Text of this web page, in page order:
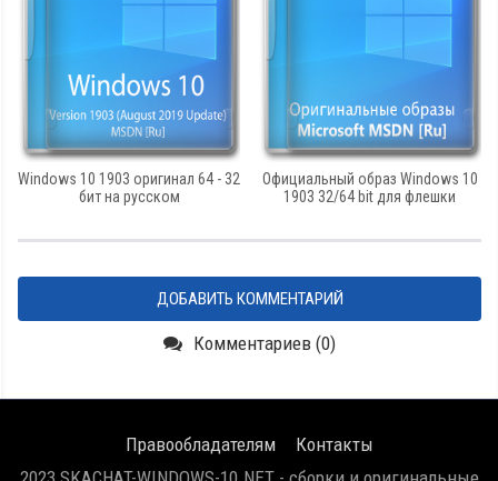
Windows 10 1903 оригинал 64 - 32
бит на русском
Официальный образ Windows 10
1903 32/64 bit для флешки
ДОБАВИТЬ КОММЕНТАРИЙ
Комментариев (0)
Правообладателям
Контакты